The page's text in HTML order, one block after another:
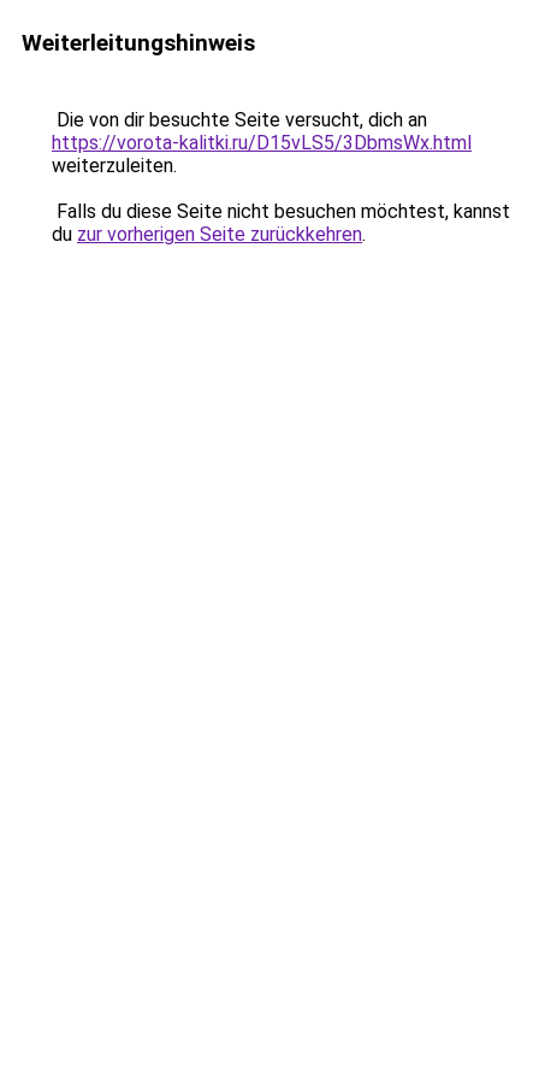
Weiterleitungshinweis
Die von dir besuchte Seite versucht, dich an
https://vorota-kalitki.ru/D15vLS5/3DbmsWx.html
weiterzuleiten.
Falls du diese Seite nicht besuchen möchtest, kannst
du zur vorherigen Seite zurückkehren.